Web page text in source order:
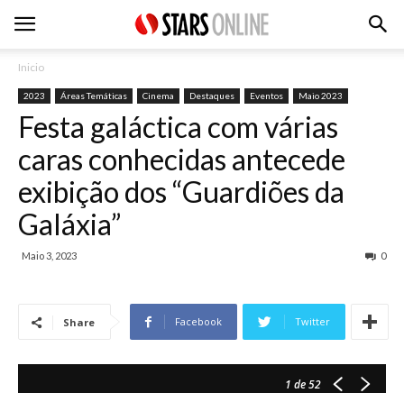
Inicio
2023 Áreas Temáticas Cinema Destaques Eventos Maio 2023
Festa galáctica com várias
caras conhecidas antecede
exibição dos “Guardiões da
Galáxia”
Maio 3, 2023 0
Share Facebook Twitter
1 de 52